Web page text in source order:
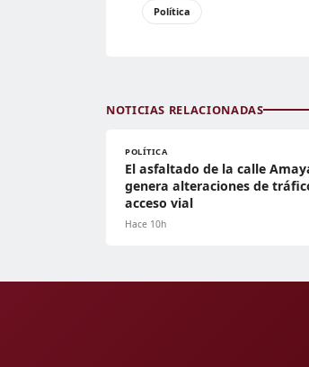
Política
NOTICIAS RELACIONADAS
POLÍTICA
El asfaltado de la calle
genera alteraciones de
acceso vial
Hace 10h